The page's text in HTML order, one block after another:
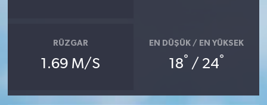
RÜZGAR
1.69 M/S
EN DÜŞÜK / EN YÜKSEK
18° / 24°
Resmi İlan